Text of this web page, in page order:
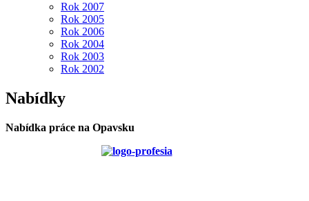
Rok 2007
Rok 2005
Rok 2006
Rok 2004
Rok 2003
Rok 2002
Nabídky
Nabídka práce na Opavsku